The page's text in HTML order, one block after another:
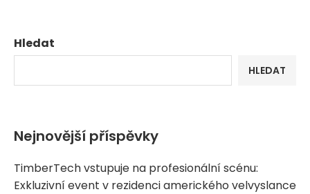
Hledat
HLEDAT
Nejnovější příspěvky
TimberTech vstupuje na profesionální scénu:
Exkluzivní event v rezidenci amerického velvyslance